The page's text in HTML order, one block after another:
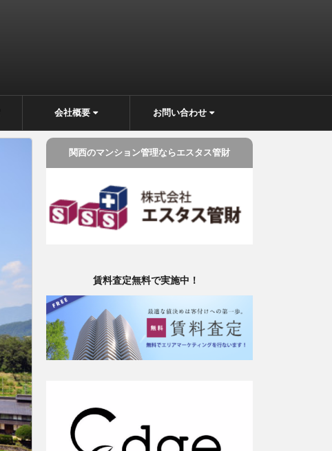
会社概要 お問い合わせ
関西のマンション管理ならエスタス管財
賃料査定無料で実施中！